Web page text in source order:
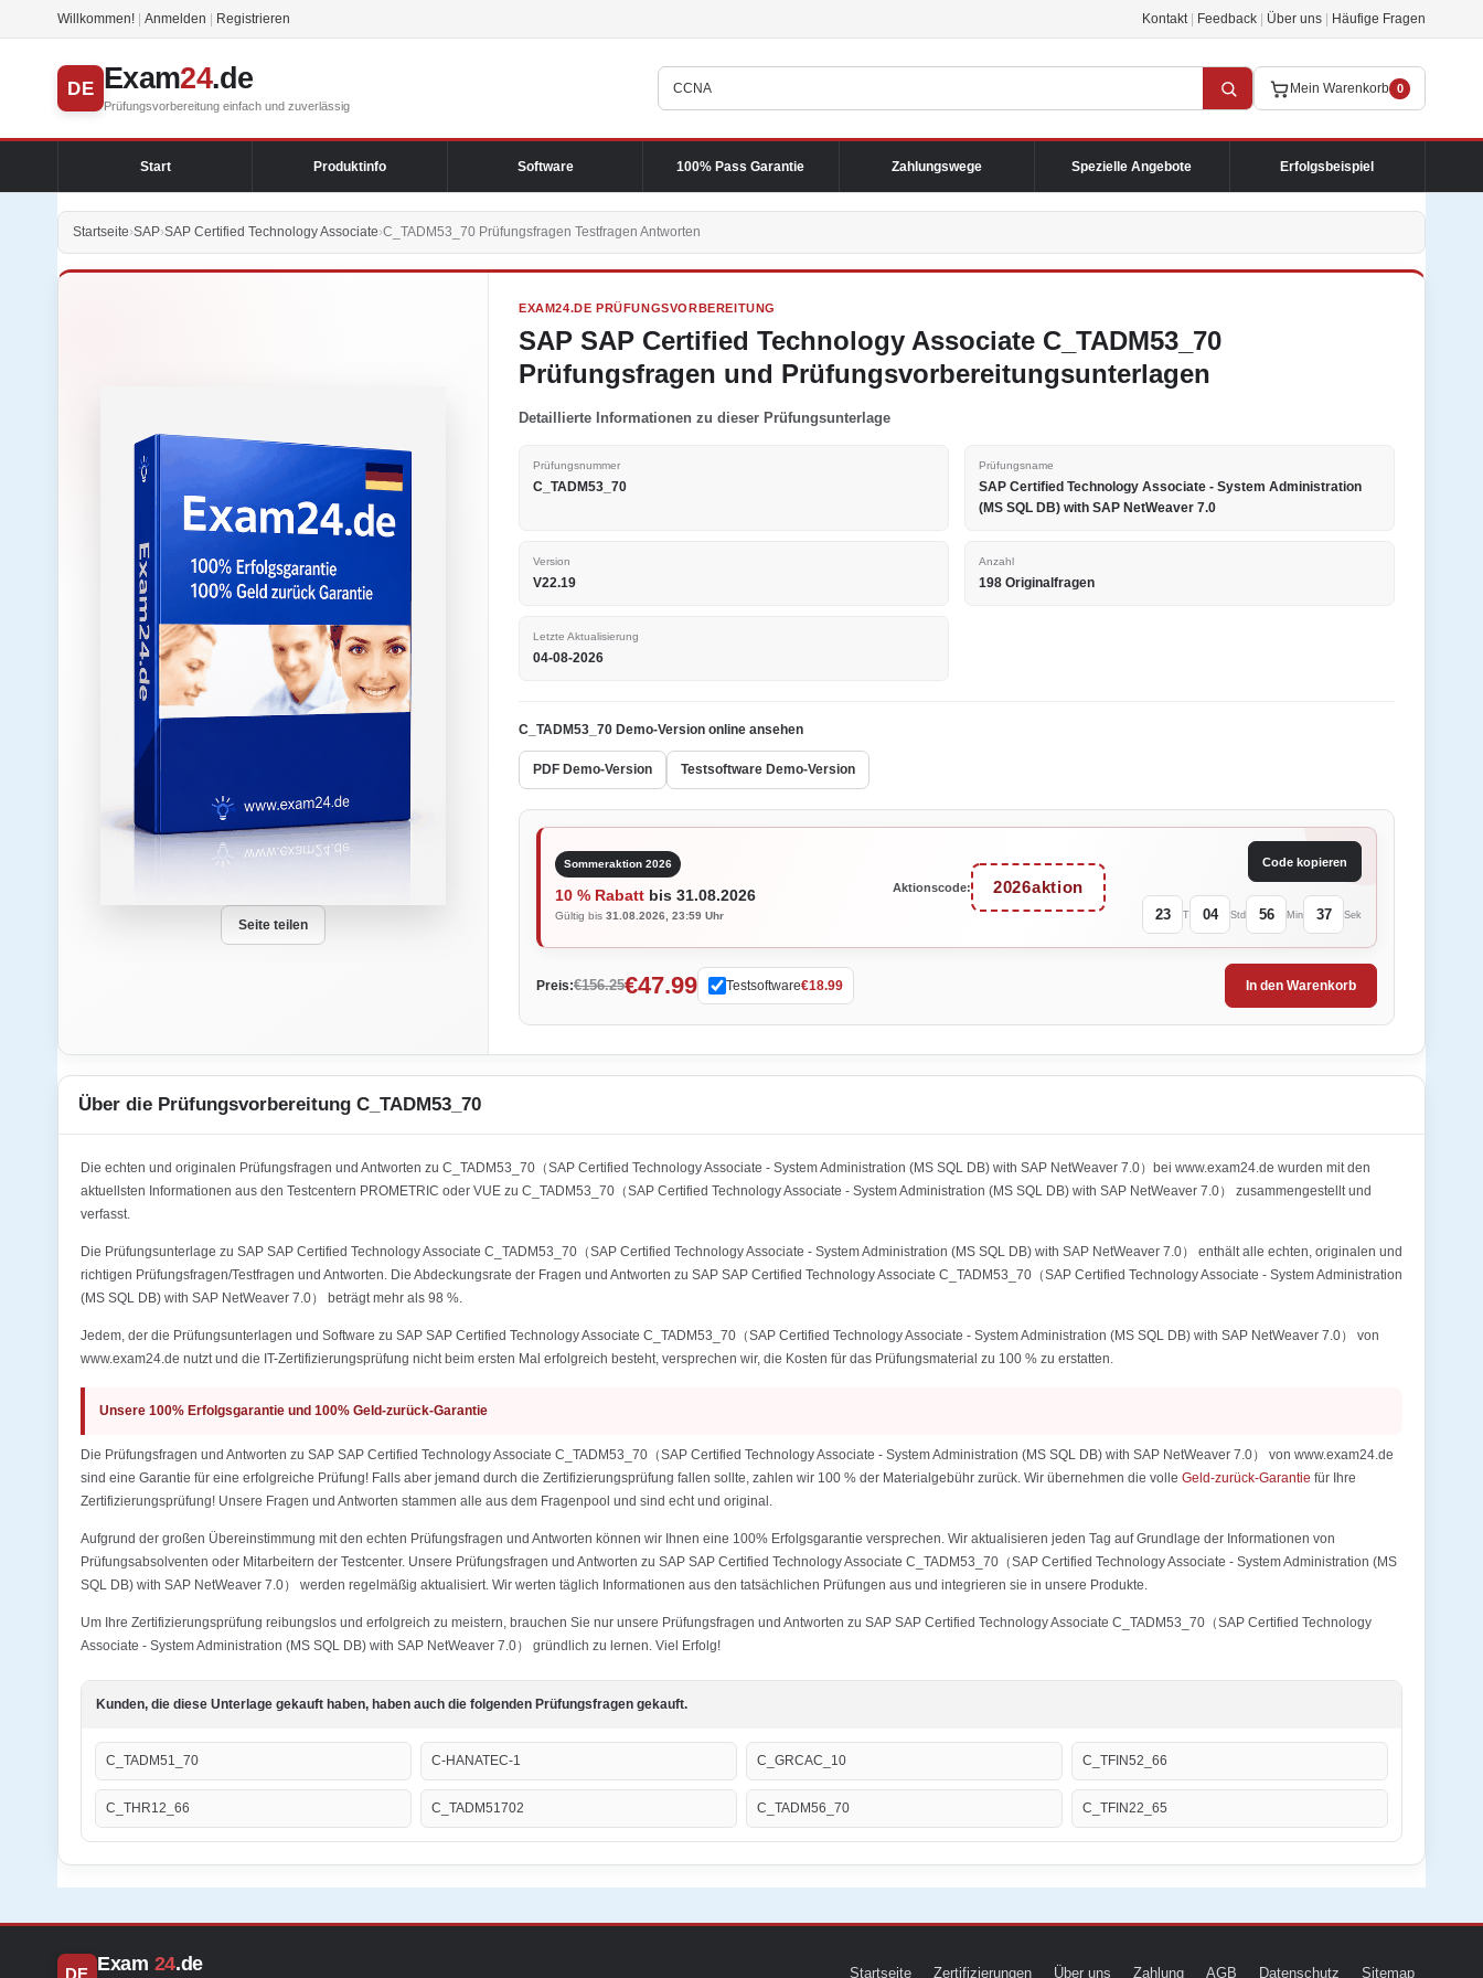
Willkommen! Anmelden Registrieren Kontakt Feedback Über uns Häufige Fragen
DE Exam24.de
Prüfungsvorbereitung einfach und zuverlässig
Mein Warenkorb 0
Start Produktinfo Software 100% Pass Garantie Zahlungswege Spezielle Angebote Erfolgsbeispiel
Startseite›SAP›SAP Certified Technology Associate›C_TADM53_70 Prüfungsfragen Testfragen Antworten
Seite teilen
EXAM24.DE PRÜFUNGSVORBEREITUNG
SAP SAP Certified Technology Associate C_TADM53_70
Prüfungsfragen und Prüfungsvorbereitungsunterlagen
Detaillierte Informationen zu dieser Prüfungsunterlage
Prüfungsnummer
C_TADM53_70
Prüfungsname
SAP Certified Technology Associate - System Administration
(MS SQL DB) with SAP NetWeaver 7.0
Version
V22.19
Anzahl
198 Originalfragen
Letzte Aktualisierung
04-08-2026
C_TADM53_70 Demo-Version online ansehen
PDF Demo-Version Testsoftware Demo-Version
Sommeraktion 2026
10 % Rabatt bis 31.08.2026
Gültig bis 31.08.2026, 23:59 Uhr
Aktionscode: 2026aktion
Code kopieren
23 T 04 Std 56 Min 37 Sek
Preis:€156.25€47.99 Testsoftware€18.99 In den Warenkorb
Über die Prüfungsvorbereitung C_TADM53_70
Die echten und originalen Prüfungsfragen und Antworten zu C_TADM53_70（SAP Certified Technology Associate - System Administration (MS SQL DB) with SAP NetWeaver 7.0）bei www.exam24.de wurden mit den
aktuellsten Informationen aus den Testcentern PROMETRIC oder VUE zu C_TADM53_70（SAP Certified Technology Associate - System Administration (MS SQL DB) with SAP NetWeaver 7.0） zusammengestellt und
verfasst.
Die Prüfungsunterlage zu SAP SAP Certified Technology Associate C_TADM53_70（SAP Certified Technology Associate - System Administration (MS SQL DB) with SAP NetWeaver 7.0） enthält alle echten, originalen und
richtigen Prüfungsfragen/Testfragen und Antworten. Die Abdeckungsrate der Fragen und Antworten zu SAP SAP Certified Technology Associate C_TADM53_70（SAP Certified Technology Associate - System Administration
(MS SQL DB) with SAP NetWeaver 7.0） beträgt mehr als 98 %.
Jedem, der die Prüfungsunterlagen und Software zu SAP SAP Certified Technology Associate C_TADM53_70（SAP Certified Technology Associate - System Administration (MS SQL DB) with SAP NetWeaver 7.0） von
www.exam24.de nutzt und die IT-Zertifizierungsprüfung nicht beim ersten Mal erfolgreich besteht, versprechen wir, die Kosten für das Prüfungsmaterial zu 100 % zu erstatten.
Unsere 100% Erfolgsgarantie und 100% Geld-zurück-Garantie
Die Prüfungsfragen und Antworten zu SAP SAP Certified Technology Associate C_TADM53_70（SAP Certified Technology Associate - System Administration (MS SQL DB) with SAP NetWeaver 7.0） von www.exam24.de
sind eine Garantie für eine erfolgreiche Prüfung! Falls aber jemand durch die Zertifizierungsprüfung fallen sollte, zahlen wir 100 % der Materialgebühr zurück. Wir übernehmen die volle Geld-zurück-Garantie für Ihre
Zertifizierungsprüfung! Unsere Fragen und Antworten stammen alle aus dem Fragenpool und sind echt und original.
Aufgrund der großen Übereinstimmung mit den echten Prüfungsfragen und Antworten können wir Ihnen eine 100% Erfolgsgarantie versprechen. Wir aktualisieren jeden Tag auf Grundlage der Informationen von
Prüfungsabsolventen oder Mitarbeitern der Testcenter. Unsere Prüfungsfragen und Antworten zu SAP SAP Certified Technology Associate C_TADM53_70（SAP Certified Technology Associate - System Administration (MS
SQL DB) with SAP NetWeaver 7.0） werden regelmäßig aktualisiert. Wir werten täglich Informationen aus den tatsächlichen Prüfungen aus und integrieren sie in unsere Produkte.
Um Ihre Zertifizierungsprüfung reibungslos und erfolgreich zu meistern, brauchen Sie nur unsere Prüfungsfragen und Antworten zu SAP SAP Certified Technology Associate C_TADM53_70（SAP Certified Technology
Associate - System Administration (MS SQL DB) with SAP NetWeaver 7.0） gründlich zu lernen. Viel Erfolg!
Kunden, die diese Unterlage gekauft haben, haben auch die folgenden Prüfungsfragen gekauft.
C_TADM51_70 C-HANATEC-1 C_GRCAC_10 C_TFIN52_66
C_THR12_66 C_TADM51702 C_TADM56_70 C_TFIN22_65
DE Exam 24.de Startseite Zertifizierungen Über uns Zahlung AGB Datenschutz Sitemap